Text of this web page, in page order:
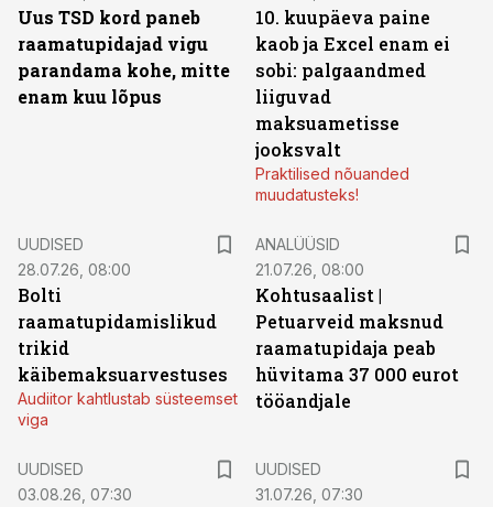
Uus TSD kord paneb
raamatupidajad vigu
parandama kohe, mitte
enam kuu lõpus
10. kuupäeva paine
kaob ja Excel enam ei
sobi: palgaandmed
liiguvad
maksuametisse
jooksvalt
Praktilised nõuanded
muudatusteks!
UUDISED
28.07.26, 08:00
Bolti
raamatupidamislikud
trikid
käibemaksuarvestuses
Audiitor kahtlustab süsteemset
viga
ANALÜÜSID
21.07.26, 08:00
Kohtusaalist |
Petuarveid maksnud
raamatupidaja peab
hüvitama 37 000 eurot
tööandjale
UUDISED
03.08.26, 07:30
UUDISED
31.07.26, 07:30